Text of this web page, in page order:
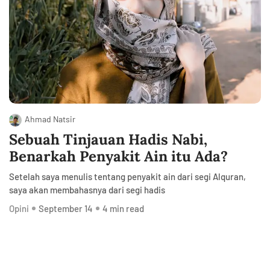
Ahmad Natsir
Sebuah Tinjauan Hadis Nabi,
Benarkah Penyakit Ain itu Ada?
Setelah saya menulis tentang penyakit ain dari segi Alquran,
saya akan membahasnya dari segi hadis
Opini
September 14 4 min read